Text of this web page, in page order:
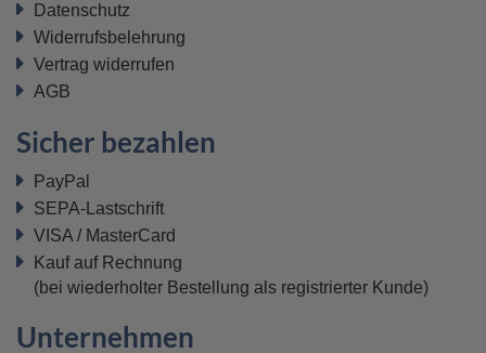
Datenschutz
Widerrufsbelehrung
Vertrag widerrufen
AGB
Sicher bezahlen
PayPal
SEPA-Lastschrift
VISA / MasterCard
Kauf auf Rechnung
(bei wiederholter Bestellung als registrierter Kunde)
Unternehmen